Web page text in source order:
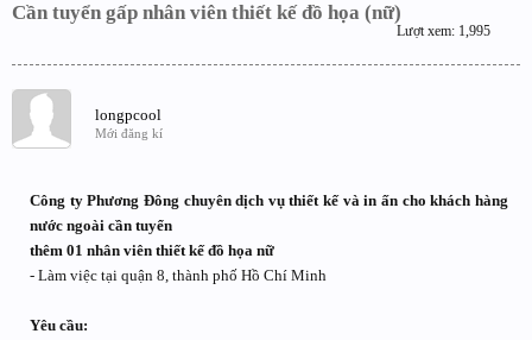
Cần tuyển gấp nhân viên thiết kế đồ họa (nữ)
Lượt xem: 1,995
longpcool
Mới đăng kí
Công ty Phương Đông chuyên dịch vụ thiết kế và in ấn cho khách hàng
nước ngoài cần tuyển
thêm 01 nhân viên thiết kế đồ họa nữ
- Làm việc tại quận 8, thành phố Hồ Chí Minh
Yêu cầu: